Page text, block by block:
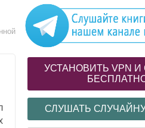
УСТАНОВИТЬ VPN
СЛУШАТЬ